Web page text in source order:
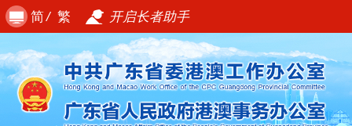
简/ 繁 开启长者助手